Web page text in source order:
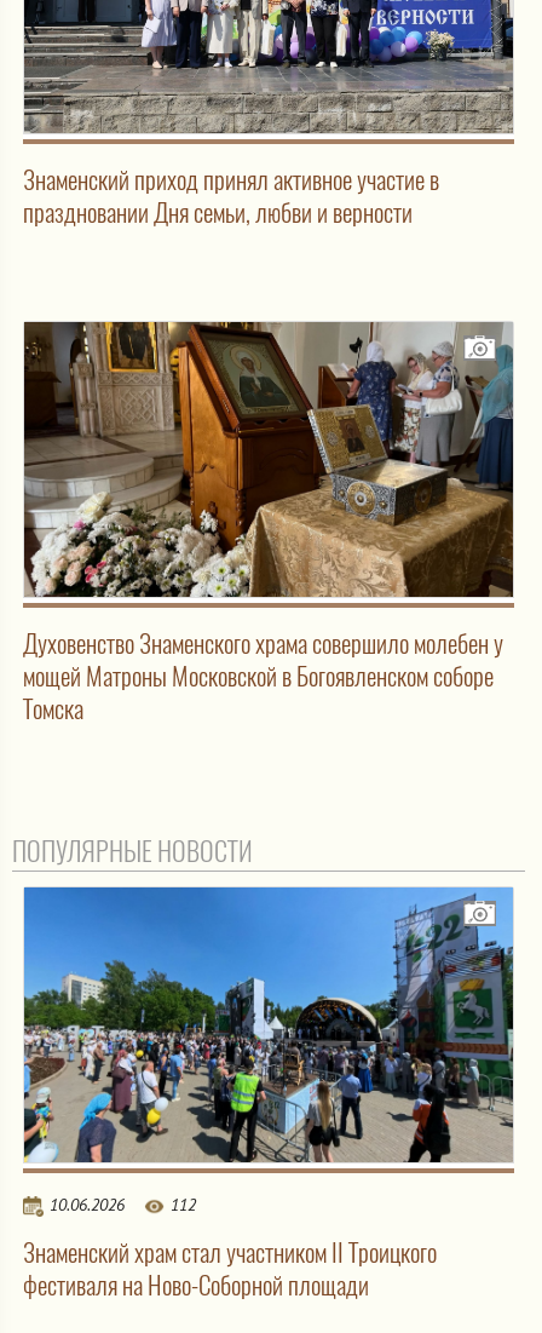
Знаменский приход принял активное участие в
праздновании Дня семьи, любви и верности
Духовенство Знаменского храма совершило молебен у
мощей Матроны Московской в Богоявленском соборе
Томска
ПОПУЛЯРНЫЕ НОВОСТИ
10.06.2026 112
Знаменский храм стал участником II Троицкого
фестиваля на Ново-Соборной площади